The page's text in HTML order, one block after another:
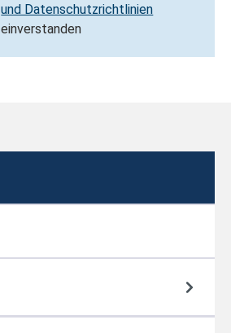
und Datenschutzrichtlinien
einverstanden